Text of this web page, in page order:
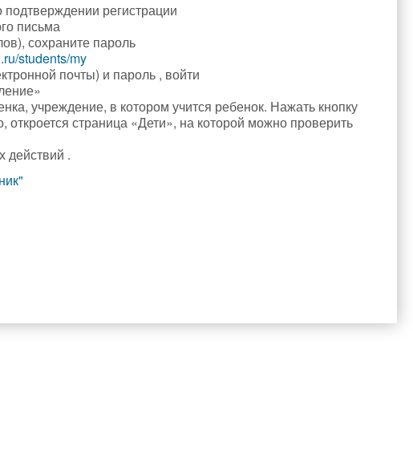
регистрации
письма
сохраните пароль
students/my
почты) и пароль , войти
учреждение, в котором учится ребенок. Нажать кнопку
страница «Дети», на которой можно проверить
действий .